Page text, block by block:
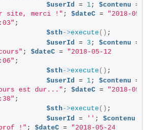
$userId = 1; $contenu
site, merci !" ; $dateC = "2018-05-08
;
$sth ->execute () ;
$userId = 3 ; $contenu
; $dateC = "2018-05-12
;
$sth ->execute () ;
$userId = 1; $contenu
est dur..." ; $dateC = "2018-05-19
;
$sth ->execute () ;
$userId = '' ; $contenu
!" ; $dateC = "2018-05-24